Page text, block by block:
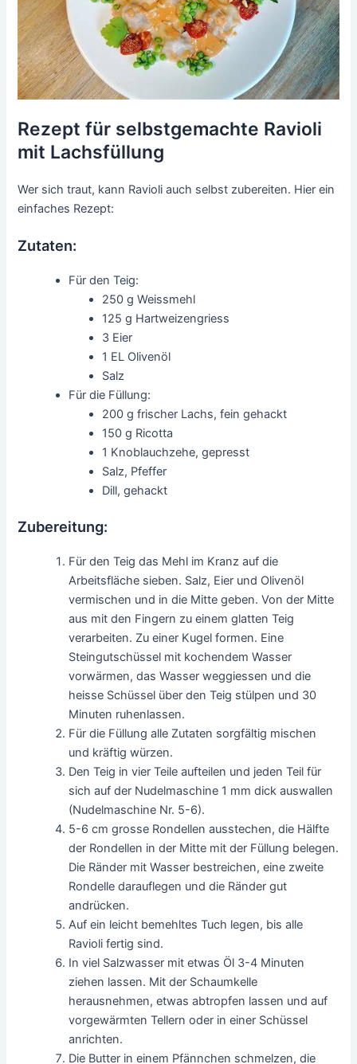
Rezept für selbstgemachte Ravioli
mit Lachsfüllung
Wer sich traut, kann Ravioli auch selbst zubereiten. Hier ein
einfaches Rezept:
Zutaten:
Für den Teig:
250 g Weissmehl
125 g Hartweizengriess
3 Eier
1 EL Olivenöl
Salz
Für die Füllung:
200 g frischer Lachs, fein gehackt
150 g Ricotta
1 Knoblauchzehe, gepresst
Salz, Pfeffer
Dill, gehackt
Zubereitung:
Für den Teig das Mehl im Kranz auf die
Arbeitsfläche sieben. Salz, Eier und Olivenöl
vermischen und in die Mitte geben. Von der Mitte
aus mit den Fingern zu einem glatten Teig
verarbeiten. Zu einer Kugel formen. Eine
Steingutschüssel mit kochendem Wasser
vorwärmen, das Wasser weggiessen und die
heisse Schüssel über den Teig stülpen und 30
Minuten ruhenlassen.
Für die Füllung alle Zutaten sorgfältig mischen
und kräftig würzen.
Den Teig in vier Teile aufteilen und jeden Teil für
sich auf der Nudelmaschine 1 mm dick auswallen
(Nudelmaschine Nr. 5-6).
5-6 cm grosse Rondellen ausstechen, die Hälfte
der Rondellen in der Mitte mit der Füllung belegen.
Die Ränder mit Wasser bestreichen, eine zweite
Rondelle darauflegen und die Ränder gut
andrücken.
Auf ein leicht bemehltes Tuch legen, bis alle
Ravioli fertig sind.
In viel Salzwasser mit etwas Öl 3-4 Minuten
ziehen lassen. Mit der Schaumkelle
herausnehmen, etwas abtropfen lassen und auf
vorgewärmten Tellern oder in einer Schüssel
anrichten.
Die Butter in einem Pfännchen schmelzen, die